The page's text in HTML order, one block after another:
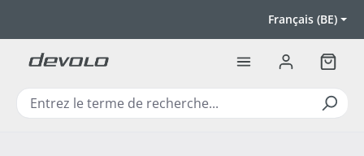
Français (BE)
Le